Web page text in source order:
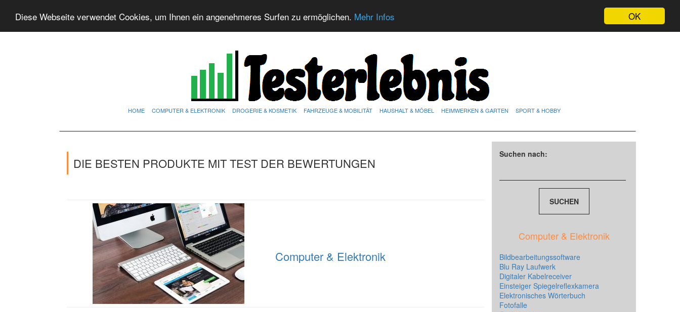
OK
Diese Webseite verwendet Cookies, um Ihnen ein angenehmeres Surfen zu ermöglichen. Mehr Infos
HOME COMPUTER & ELEKTRONIK DROGERIE & KOSMETIK FAHRZEUGE & MOBILITÄT HAUSHALT & MÖBEL HEIMWERKEN & GARTEN SPORT & HOBBY
DIE BESTEN PRODUKTE MIT TEST DER BEWERTUNGEN
Computer & Elektronik
Suchen nach:
Computer & Elektronik
Bildbearbeitungssoftware
Blu Ray Laufwerk
Digitaler Kabelreceiver
Einsteiger Spiegelreflexkamera
Elektronisches Wörterbuch
Fotofalle